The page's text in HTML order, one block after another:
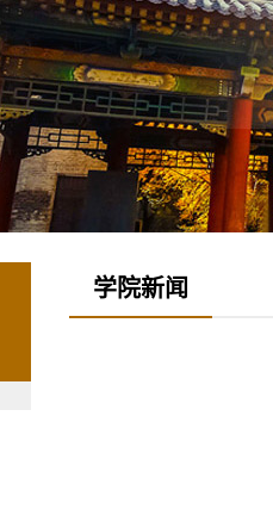
学院新闻